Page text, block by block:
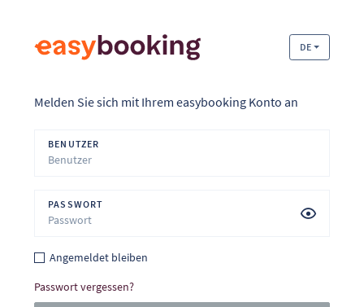
DE
Melden Sie sich mit Ihrem easybooking Konto an
BENUTZER
PASSWORT
Angemeldet bleiben
Passwort vergessen?